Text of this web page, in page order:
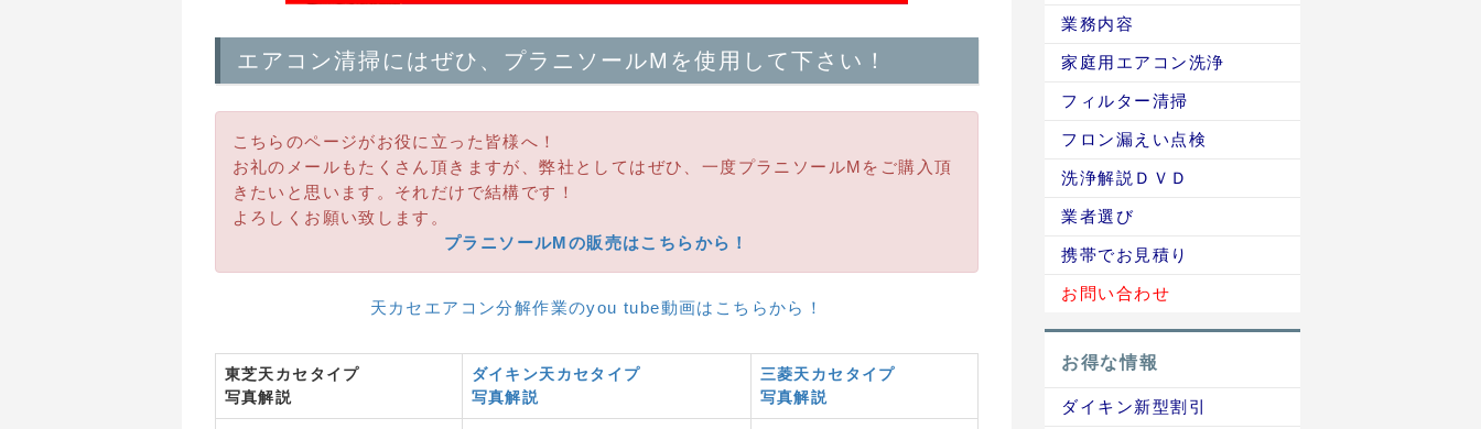
エアコン清掃にはぜひ、プラニソールMを使用して下さい！
こちらのページがお役に立った皆様へ！
お礼のメールもたくさん頂きますが、弊社としてはぜひ、一度プラニソールMをご購入頂
きたいと思います。それだけで結構です！
よろしくお願い致します。
プラニソールMの販売はこちらから！
天カセエアコン分解作業のyou tube動画はこちらから！
東芝天カセタイプ
写真解説
ダイキン天カセタイプ
写真解説
三菱天カセタイプ
写真解説
業務内容
家庭用エアコン洗浄
フィルター清掃
フロン漏えい点検
洗浄解説ＤＶＤ
業者選び
携帯でお見積り
お問い合わせ
お得な情報
ダイキン新型割引